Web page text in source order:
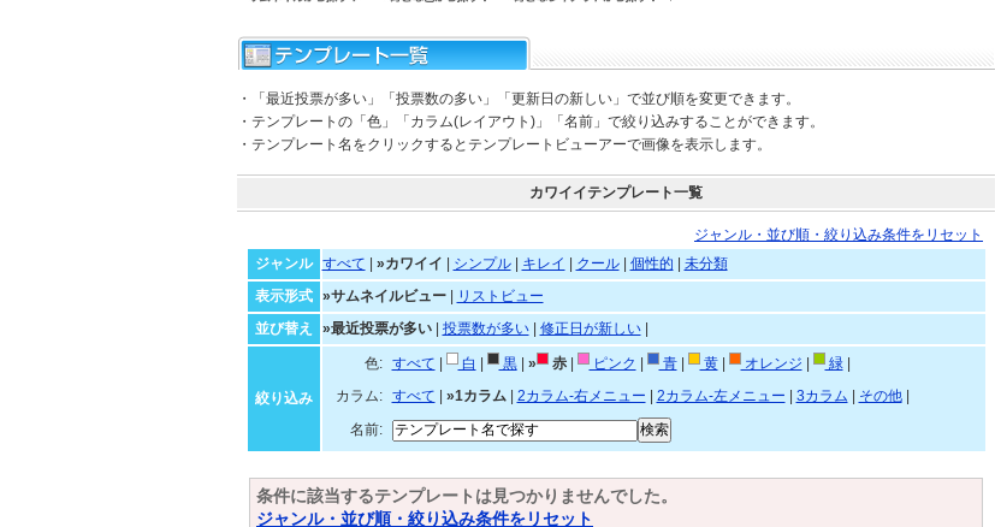
・「最近投票が多い」「投票数の多い」「更新日の新しい」で並び順を変更できます。
・テンプレートの「色」「カラム(レイアウト)」「名前」で絞り込みすることができます。
・テンプレート名をクリックするとテンプレートビューアーで画像を表示します。
カワイイテンプレート一覧
ジャンル・並び順・絞り込み条件をリセット
ジャンル
すべて »カワイイ シンプル| キレイ クール| 個性的
未分類
表示形式
»サムネイルビュー|
リストビュー
並び替え
»最近投票が多い| 投票数が多い| 修正日が新しい|
絞り込み
色: すべて 白 黒| » 赤| ピンク 青| 黄| オレンジ 緑|
カラム:
すべて »1カラム| 2カラム-右メニュー 2カラム-左メニュー 3カラム その他|
名前:
条件に該当するテンプレートは見つかりませんでした。
ジャンル・並び順・絞り込み条件をリセット